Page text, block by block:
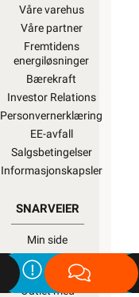
Våre varehus
Våre partner
Fremtidens
energiløsninger
Bærekraft
Investor Relations
Personvernerklæring
EE-avfall
Salgsbetingelser
Informasjonskapsler
SNARVEIER
Min side
Ukens
kampanjer
Outlet med